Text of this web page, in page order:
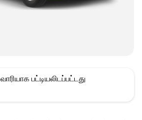
வாரியாக பட்டியலிடப்பட்டது